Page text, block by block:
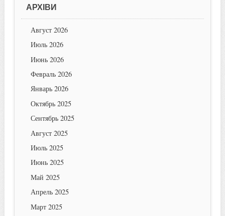
АРХІВИ
Август 2026
Июль 2026
Июнь 2026
Февраль 2026
Январь 2026
Октябрь 2025
Сентябрь 2025
Август 2025
Июль 2025
Июнь 2025
Май 2025
Апрель 2025
Март 2025